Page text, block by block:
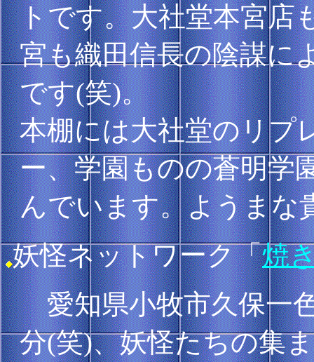
トです。大社堂本宮店
宮も織田信長の陰謀に
です(笑)。
本棚には大社堂のリプ
ー、学園ものの蒼明学
んでいます。ようまな
妖怪ネットワーク「焼
愛知県小牧市久保一
分(笑)、妖怪たちの集